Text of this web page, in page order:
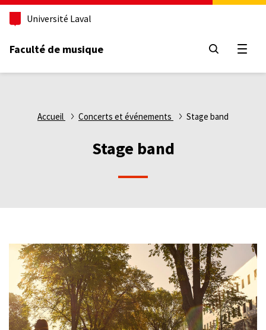
Aller
principal
Université Laval
Faculté de musique
Accueil Concerts et événements Stage band
Stage band